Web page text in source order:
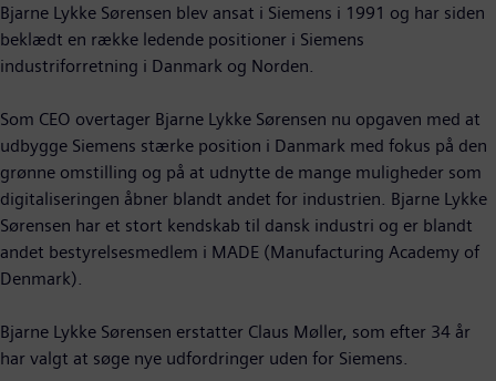
Bjarne Lykke Sørensen blev ansat i Siemens i 1991 og har siden
beklædt en række ledende positioner i Siemens
industriforretning i Danmark og Norden.
Som CEO overtager Bjarne Lykke Sørensen nu opgaven med at
udbygge Siemens stærke position i Danmark med fokus på den
grønne omstilling og på at udnytte de mange muligheder som
digitaliseringen åbner blandt andet for industrien. Bjarne Lykke
Sørensen har et stort kendskab til dansk industri og er blandt
andet bestyrelsesmedlem i MADE (Manufacturing Academy of
Denmark).
Bjarne Lykke Sørensen erstatter Claus Møller, som efter 34 år
har valgt at søge nye udfordringer uden for Siemens.